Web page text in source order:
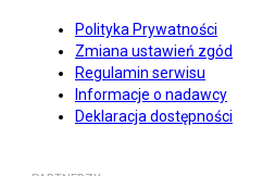
Polityka Prywatności
Zmiana ustawień zgód
Regulamin serwisu
Informacje o nadawcy
Deklaracja dostępności